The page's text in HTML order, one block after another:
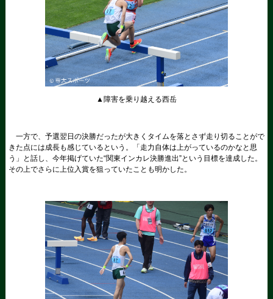
▲障害を乗り越える西岳
一方で、予選翌日の決勝だったが大きくタイムを落とさず走り切ることがで
きた点には成長も感じているという。「走力自体は上がっているのかなと思
う」と話し、今年掲げていた“関東インカレ決勝進出”という目標を達成した。
その上でさらに上位入賞を狙っていたことも明かした。